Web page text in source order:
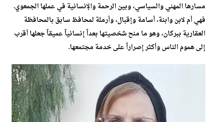
مسارها المهني والسياسي، وبين الرحمة والإنسانية في عملها الجمعوي.
فهي أم لابن وابنة، أسامة وإقبال، وأرملة لمحافظ سابق بالمحافظة
العقارية ببركان، وهو ما منح شخصيتها بعداً إنسانياً عميقاً جعلها أقرب
إلى هموم الناس وأكثر إصراراً على خدمة مجتمعها.